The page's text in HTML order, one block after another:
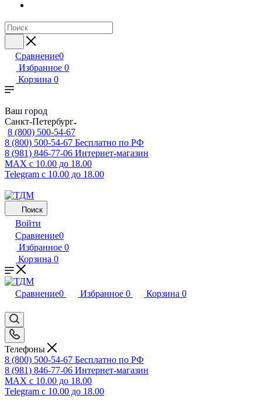
Сравнение0
Избранное 0
Корзина 0
Ваш город
Санкт-Петербург
8 (800) 500-54-67
8 (800) 500-54-67 Бесплатно по РФ
8 (981) 846-77-06 Интернет-магазин
MAX с 10.00 до 18.00
Telegram с 10.00 до 18.00
Поиск
Войти
Сравнение0
Избранное 0
Корзина 0
Сравнение0 Избранное 0 Корзина 0
Телефоны
8 (800) 500-54-67 Бесплатно по РФ
8 (981) 846-77-06 Интернет-магазин
MAX с 10.00 до 18.00
Telegram с 10.00 до 18.00